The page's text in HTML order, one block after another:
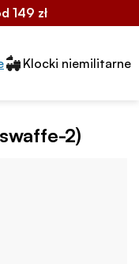
149 zł
Klocki niemilitarne
2)